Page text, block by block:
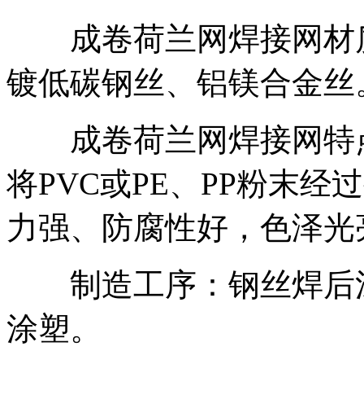
成卷荷兰网焊接网材
镀低碳钢丝、铝镁合金丝
成卷荷兰网焊接网特
将PVC或PE、PP粉末经
力强、防腐性好，色泽
制造工序：钢丝焊后
涂塑。